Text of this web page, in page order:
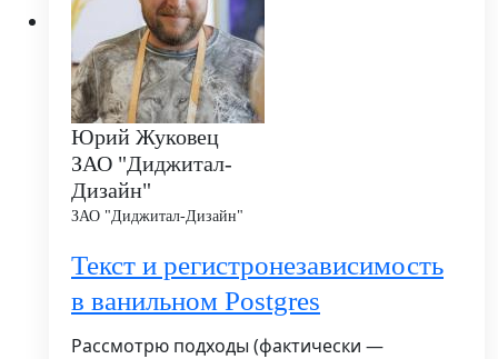
Юрий Жуковец
ЗАО "Диджитал-
Дизайн"
ЗАО "Диджитал-Дизайн"
Текст и регистронезависимость
в ванильном Postgres
Рассмотрю подходы (фактически —